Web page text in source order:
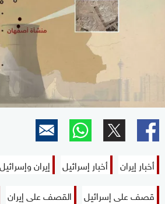
أخبار إيران أخبار إسرائيل إيران وإسرائيل
قصف على إسرائيل
القصف على إيران